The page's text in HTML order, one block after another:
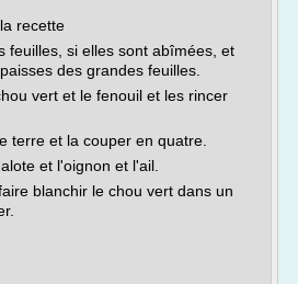
recette
feuilles, si elles sont abîmées, et
des grandes feuilles.
vert et le fenouil et les rincer
terre et la couper en quatre.
et l'oignon et l'ail.
blanchir le chou vert dans un